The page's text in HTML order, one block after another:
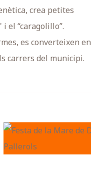
crea petites
el “caragolillo”.
es converteixen en
carrers del municipi.